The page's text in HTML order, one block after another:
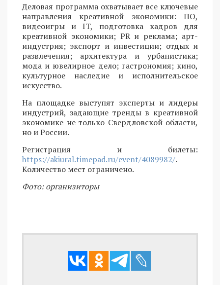
Деловая программа охватывает все ключевые
направления креативной экономики: ПО,
видеоигры и IT, подготовка кадров для
креативной экономики; PR и реклама; арт-
индустрия; экспорт и инвестиции; отдых и
развлечения; архитектура и урбанистика;
мода и ювелирное дело; гастрономия; кино,
культурное наследие и исполнительское
искусство.
На площадке выступят эксперты и лидеры
индустрий, задающие тренды в креативной
экономике не только Свердловской области,
но и России.
Регистрация и билеты:
https://akiural.timepad.ru/event/4089982/.
Количество мест ограничено.
Фото: организиторы